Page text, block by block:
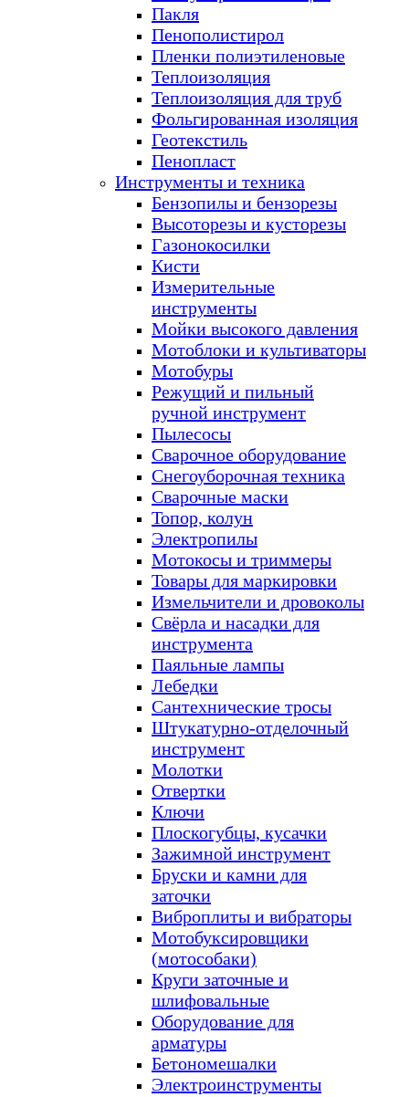
Пакля
Пенополистирол
Пленки полиэтиленовые
Теплоизоляция
Теплоизоляция для труб
Фольгированная изоляция
Геотекстиль
Пенопласт
Инструменты и техника
Бензопилы и бензорезы
Высоторезы и кусторезы
Газонокосилки
Кисти
Измерительные
инструменты
Мойки высокого давления
Мотоблоки и культиваторы
Мотобуры
Режущий и пильный
ручной инструмент
Пылесосы
Сварочное оборудование
Снегоуборочная техника
Сварочные маски
Топор, колун
Электропилы
Мотокосы и триммеры
Товары для маркировки
Измельчители и дровоколы
Свёрла и насадки для
инструмента
Паяльные лампы
Лебедки
Сантехнические тросы
Штукатурно-отделочный
инструмент
Молотки
Отвертки
Ключи
Плоскогубцы, кусачки
Зажимной инструмент
Бруски и камни для
заточки
Виброплиты и вибраторы
Мотобуксировщики
(мотособаки)
Круги заточные и
шлифовальные
Оборудование для
арматуры
Бетономешалки
Электроинструменты